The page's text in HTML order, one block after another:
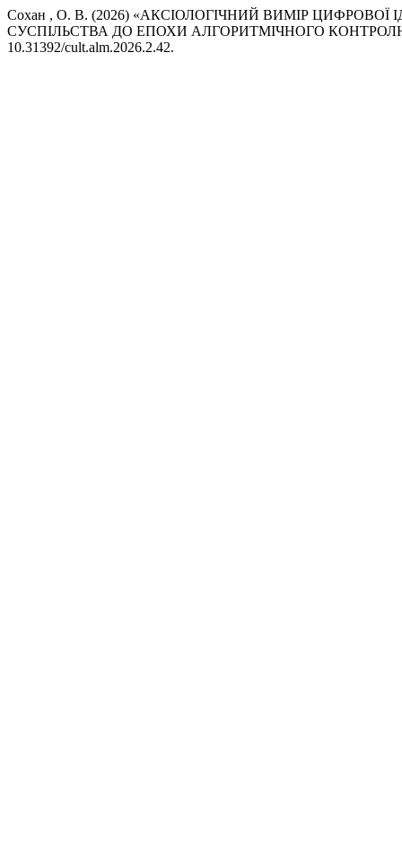
Сохан , О. В. (2026) «АКСІОЛОГІЧНИЙ ВИМІР
СУСПІЛЬСТВА ДО ЕПОХИ АЛГОРИТМІЧНОГО
10.31392/cult.alm.2026.2.42.